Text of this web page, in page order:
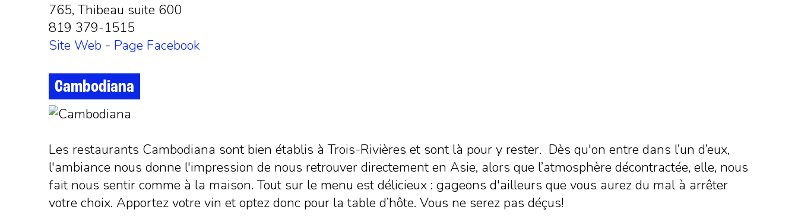
765, Thibeau suite 600
819 379-1515
Site Web - Page Facebook
Cambodiana
Les restaurants Cambodiana sont bien établis à Trois-Rivières et sont là pour y rester. Dès qu'on entre dans l’un d’eux,
l'ambiance nous donne l'impression de nous retrouver directement en Asie, alors que l’atmosphère décontractée, elle, nous
fait nous sentir comme à la maison. Tout sur le menu est délicieux : gageons d'ailleurs que vous aurez du mal à arrêter
votre choix. Apportez votre vin et optez donc pour la table d’hôte. Vous ne serez pas déçus!